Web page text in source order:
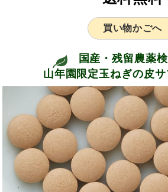
買い物かごへ
国産・残留農薬検
山年園限定玉ねぎの皮サ